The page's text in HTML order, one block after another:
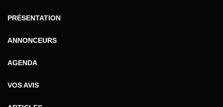
PRÉSENTATION
ANNONCEURS
AGENDA
VOS AVIS